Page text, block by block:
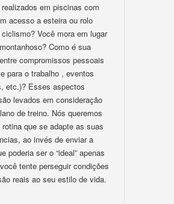
em piscinas com
acesso a esteira ou rolo
Você mora em lugar
Como é sua
compromissos pessoais
para o trabalho , eventos
etc.)? Esses aspectos
levados em consideração
de treino. Nós queremos
que se adapte as suas
ao invés de enviar a
poderia ser o “ideal” apenas
tente perseguir condições
reais ao seu estilo de vida.